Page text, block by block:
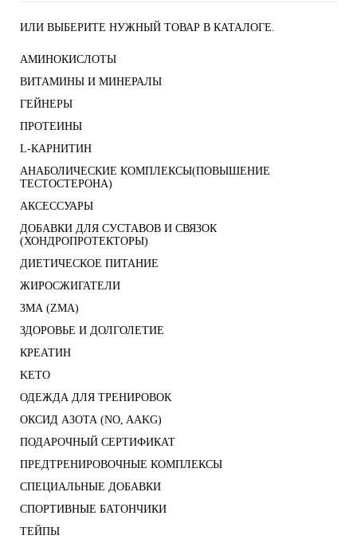
ИЛИ ВЫБЕРИТЕ НУЖНЫЙ ТОВАР В КАТАЛОГЕ.
АМИНОКИСЛОТЫ
ВИТАМИНЫ И МИНЕРАЛЫ
ГЕЙНЕРЫ
ПРОТЕИНЫ
L-КАРНИТИН
АНАБОЛИЧЕСКИЕ КОМПЛЕКСЫ(ПОВЫШЕНИЕ
ТЕСТОСТЕРОНА)
АКСЕССУАРЫ
ДОБАВКИ ДЛЯ СУСТАВОВ И СВЯЗОК
(ХОНДРОПРОТЕКТОРЫ)
ДИЕТИЧЕСКОЕ ПИТАНИЕ
ЖИРОСЖИГАТЕЛИ
ЗМА (ZMA)
ЗДОРОВЬЕ И ДОЛГОЛЕТИЕ
КРЕАТИН
KETO
ОДЕЖДА ДЛЯ ТРЕНИРОВОК
ОКСИД АЗОТА (NO, AAKG)
ПОДАРОЧНЫЙ СЕРТИФИКАТ
ПРЕДТРЕНИРОВОЧНЫЕ КОМПЛЕКСЫ
СПЕЦИАЛЬНЫЕ ДОБАВКИ
СПОРТИВНЫЕ БАТОНЧИКИ
ТЕЙПЫ